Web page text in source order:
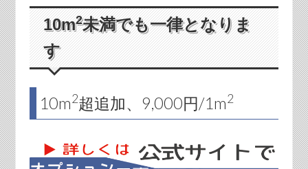
10m2未満でも一律となりま
す
10m2超追加、9,000円/1m2